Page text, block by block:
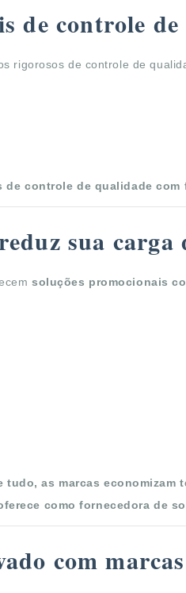
​​de controle
rigorosos de controle de
de controle de qualidade com
sua
soluções promocionais
as marcas economizam
como fornecedora de
com